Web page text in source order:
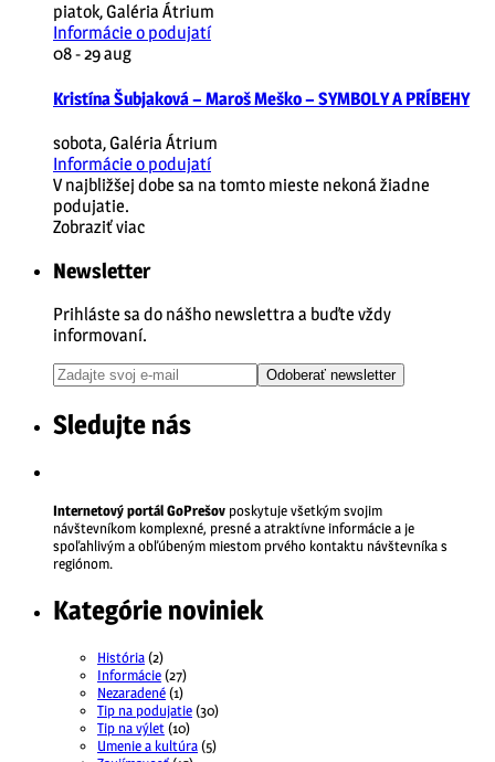
piatok,Galéria Átrium
Informácie o podujatí
08 - 29aug
Kristína Šubjaková – Maroš Meško – SYMBOLY A PRÍBEHY
sobota,Galéria Átrium
Informácie o podujatí
V najbližšej dobe sa na tomto mieste nekoná žiadne
podujatie.
Zobraziť viac
Newsletter
Prihláste sa do nášho newslettra a buďte vždy
informovaní.
Odoberať newsletter
Sledujte nás
Internetový portál GoPrešov poskytuje všetkým svojim
návštevníkom komplexné, presné a atraktívne informácie a je
spoľahlivým a obľúbeným miestom prvého kontaktu návštevníka s
regiónom.
Kategórie noviniek
História(2)
Informácie(27)
Nezaradené(1)
Tip na podujatie(30)
Tip na výlet(10)
Umenie a kultúra(5)